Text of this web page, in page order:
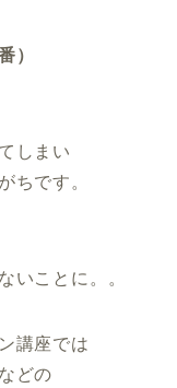
）
しまい
ちです。
いことに。。
講座では
どの